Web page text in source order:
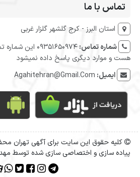
تماس با ما
استان البرز - کرج گلشهر گلزار غربی
شماره تماس:
09351650974
هست و موارد دیگری پاسخ داده نمیشود
ایمیل: Agahitehran@Gmail.Com
کلیه حقوق این سایت برای آگهی تهران
پیاده سازی و اختصاصی سازی شده توسط